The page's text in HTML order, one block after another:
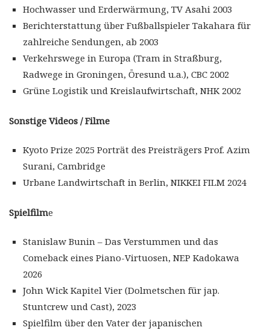
Hochwasser und Erderwärmung, TV Asahi 2003
Berichterstattung über Fußballspieler Takahara für
zahlreiche Sendungen, ab 2003
Verkehrswege in Europa (Tram in Straßburg,
Radwege in Groningen, Öresund u.a.), CBC 2002
Grüne Logistik und Kreislaufwirtschaft, NHK 2002
Sonstige Videos / Filme
Kyoto Prize 2025 Porträt des Preisträgers Prof. Azim
Surani, Cambridge
Urbane Landwirtschaft in Berlin, NIKKEI FILM 2024
Spielfilme
Stanislaw Bunin – Das Verstummen und das
Comeback eines Piano-Virtuosen, NEP Kadokawa
2026
John Wick Kapitel Vier (Dolmetschen für jap.
Stuntcrew und Cast), 2023
Spielfilm über den Vater der japanischen